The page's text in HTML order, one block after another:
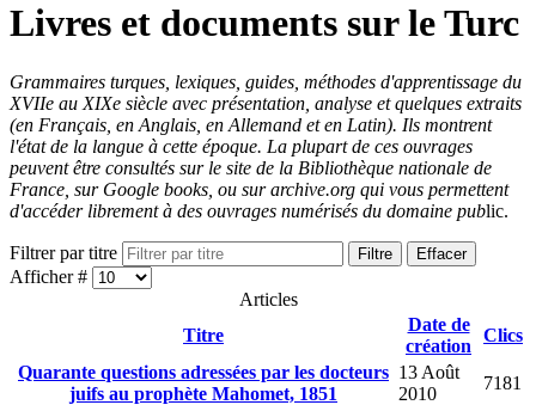
Livres et documents sur le Turc
Grammaires turques, lexiques, guides, méthodes d'apprentissage du
XVIIe au XIXe siècle avec présentation, analyse et quelques extraits
(en Français, en Anglais, en Allemand et en Latin). Ils montrent
l'état de la langue à cette époque. La plupart de ces ouvrages
peuvent être consultés sur le site de la Bibliothèque nationale de
France, sur Google books, ou sur archive.org qui vous permettent
d'accéder librement à des ouvrages numérisés du domaine public.
Filtrer par titre Filtre Effacer
Afficher #
Articles
Titre
Date de
création
Clics
Quarante questions adressées par les docteurs
juifs au prophète Mahomet, 1851
13 Août
2010
7181